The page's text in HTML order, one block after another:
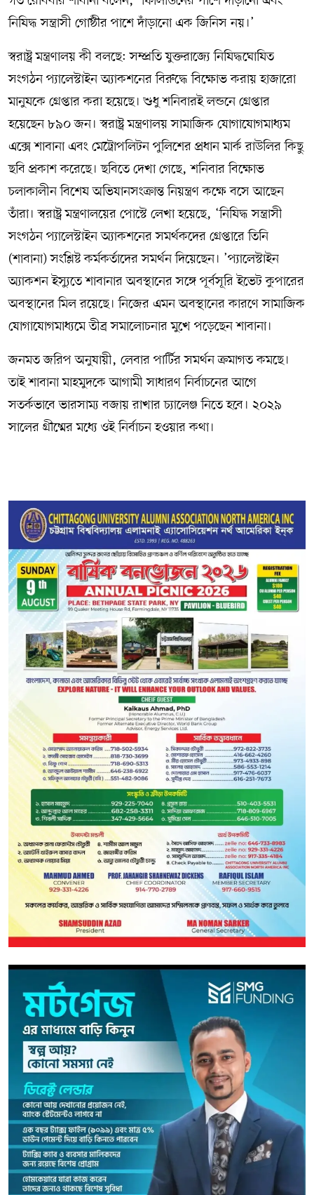
নিষিদ্ধ সন্ত্রাসী গোষ্ঠীর পাশে দাঁড়ানো এক জিনিস নয়।’
স্বরাষ্ট্র মন্ত্রণালয় কী বলছে: সম্প্রতি যুক্তরাজ্যে নিষিদ্ধঘোষিত
সংগঠন প্যালেস্টাইন অ্যাকশনের বিরুদ্ধে বিক্ষোভ করায় হাজারো
মানুষকে গ্রেপ্তার করা হয়েছে। শুধু শনিবারই লন্ডনে গ্রেপ্তার
হয়েছেন ৮৯০ জন। স্বরাষ্ট্র মন্ত্রণালয় সামাজিক যোগাযোগমাধ্যম
এক্সে শাবানা এবং মেট্রোপলিটন পুলিশের প্রধান মার্ক রাউলির কিছু
ছবি প্রকাশ করেছে। ছবিতে দেখা গেছে, শনিবার বিক্ষোভ
চলাকালীন বিশেষ অভিযানসংক্রান্ত নিয়ন্ত্রণ কক্ষে বসে আছেন
তাঁরা। স্বরাষ্ট্র মন্ত্রণালয়ের পোস্টে লেখা হয়েছে, ‘নিষিদ্ধ সন্ত্রাসী
সংগঠন প্যালেস্টাইন অ্যাকশনের সমর্থকদের গ্রেপ্তারে তিনি
(শাবানা) সংশ্লিষ্ট কর্মকর্তাদের সমর্থন দিয়েছেন। ’প্যালেস্টাইন
অ্যাকশন ইস্যুতে শাবানার অবস্থানের সঙ্গে পূর্বসূরি ইভেট কুপারের
অবস্থানের মিল রয়েছে। নিজের এমন অবস্থানের কারণে সামাজিক
যোগাযোগমাধ্যমে তীব্র সমালোচনার মুখে পড়েছেন শাবানা।
জনমত জরিপ অনুযায়ী, লেবার পার্টির সমর্থন ক্রমাগত কমছে।
তাই শাবানা মাহমুদকে আগামী সাধারণ নির্বাচনের আগে
সতর্কভাবে ভারসাম্য বজায় রাখার চ্যালেঞ্জ নিতে হবে। ২০২৯
সালের গ্রীষ্মের মধ্যে ওই নির্বাচন হওয়ার কথা।